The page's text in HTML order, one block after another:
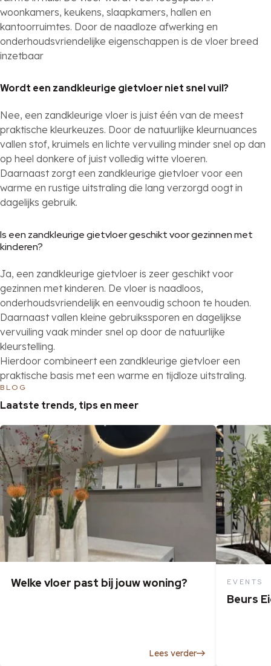
woonkamers, keukens, slaapkamers, hallen en
kantoorruimtes. Door de naadloze afwerking en
onderhoudsvriendelijke eigenschappen is de vloer breed
inzetbaar
Wordt een zandkleurige gietvloer niet snel vuil?
Nee, een zandkleurige vloer is juist één van de meest
praktische kleurkeuzes. Door de natuurlijke kleurnuances
vallen stof, kruimels en lichte vervuiling minder snel op dan
op heel donkere of juist volledig witte vloeren.
Daarnaast zorgt een zandkleurige gietvloer voor een
warme en rustige uitstraling die lang verzorgd oogt in
dagelijks gebruik.
Is een zandkleurige gietvloer geschikt voor gezinnen met
kinderen?
Ja, een zandkleurige gietvloer is zeer geschikt voor
gezinnen met kinderen. De vloer is naadloos,
onderhoudsvriendelijk en eenvoudig schoon te houden.
Daarnaast vallen kleine gebruikssporen en dagelijkse
vervuiling vaak minder snel op door de natuurlijke
kleurstelling.
Hierdoor combineert een zandkleurige gietvloer een
praktische basis met een warme en tijdloze uitstraling.
BLOG
Laatste trends, tips en meer
Welke vloer past bij jouw woning?
Lees verder
EVENTS
Beurs